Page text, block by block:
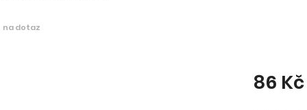
na dotaz
86 Kč